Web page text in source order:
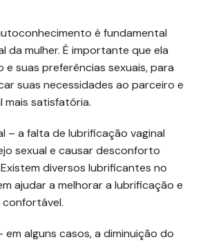
é fundamental
da mulher. É importante que ela
suas preferências sexuais, para
suas necessidades ao parceiro e
mais satisfatória.
– a falta de lubrificação vaginal
sexual e causar desconforto
diversos lubrificantes no
ajudar a melhorar a lubrificação e
em alguns casos, a diminuição do